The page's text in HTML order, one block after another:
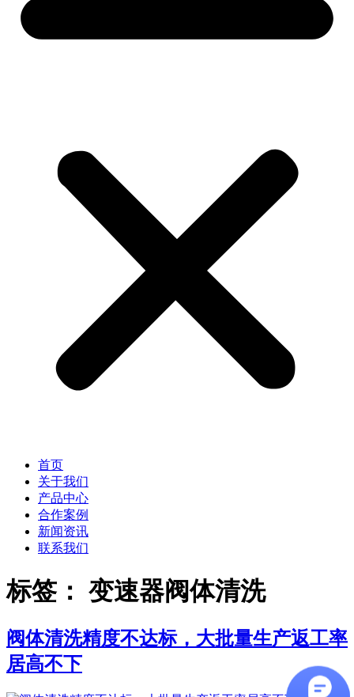
首页
关于我们
产品中心
合作案例
新闻资讯
联系我们
标签： 变速器阀体清洗
阀体清洗精度不达标，大批量生产返工率
居高不下